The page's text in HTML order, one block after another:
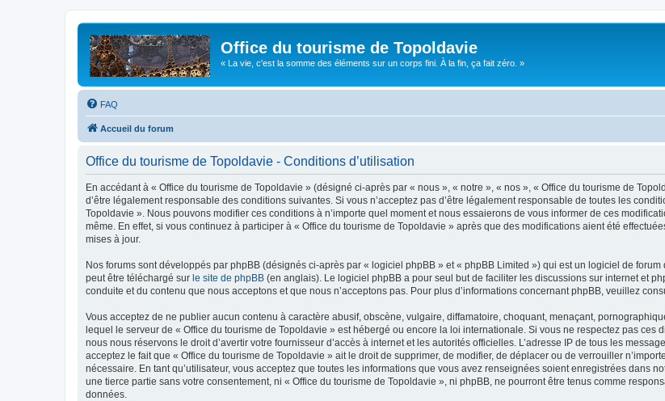
Office du tourisme de Topoldavie
« La vie, c'est la somme des éléments sur un corps fini. À la fin, ça fait zéro. »
FAQ
Accueil du forum
Office du tourisme de Topoldavie - Conditions d’utilisation
En accédant à « Office du tourisme de Topoldavie » (désigné ci-après par « nous », « notre », « nos », « Office du tourisme de
d’être légalement responsable des conditions suivantes. Si vous n’acceptez pas d’être légalement responsable de toutes les
Topoldavie ». Nous pouvons modifier ces conditions à n’importe quel moment et nous essaierons de vous informer de ces
même. En effet, si vous continuez à participer à « Office du tourisme de Topoldavie » après que des modifications aient été
mises à jour.
Nos forums sont développés par phpBB (désignés ci-après par « logiciel phpBB » et « phpBB Limited ») qui est un logiciel de
peut être téléchargé sur le site de phpBB (en anglais). Le logiciel phpBB a pour seul but de faciliter les discussions sur internet et
conduite et du contenu que nous acceptons et que nous n’acceptons pas. Pour plus d’informations concernant phpBB, veuillez
Vous acceptez de ne publier aucun contenu à caractère abusif, obscène, vulgaire, diffamatoire, choquant, menaçant,
lequel le serveur de « Office du tourisme de Topoldavie » est hébergé ou encore la loi internationale. Si vous ne respectez pas
nous nous réservons le droit d’avertir votre fournisseur d’accès à internet et les autorités officielles. L’adresse IP de tous les
acceptez le fait que « Office du tourisme de Topoldavie » ait le droit de supprimer, de modifier, de déplacer ou de verrouiller
nécessaire. En tant qu’utilisateur, vous acceptez que toutes les informations que vous avez renseignées soient enregistrées dans
une tierce partie sans votre consentement, ni « Office du tourisme de Topoldavie », ni phpBB, ne pourront être tenus comme
données.